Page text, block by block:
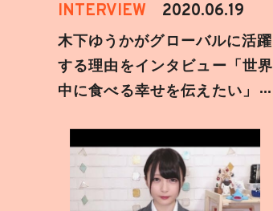
INTERVIEW 2020.06.19
木下ゆうかがグローバルに活躍
する理由をインタビュー「世界
中に食べる幸せを伝えたい」新